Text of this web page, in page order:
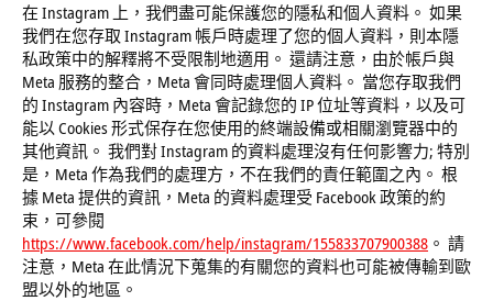
在 Instagram 上，我們盡可能保護您的隱私和個人資料。 如果
我們在您存取 Instagram 帳戶時處理了您的個人資料，則本隱
私政策中的解釋將不受限制地適用。 還請注意，由於帳戶與
Meta 服務的整合，Meta 會同時處理個人資料。 當您存取我們
的 Instagram 內容時，Meta 會記錄您的 IP 位址等資料，以及可
能以 Cookies 形式保存在您使用的終端設備或相關瀏覽器中的
其他資訊。 我們對 Instagram 的資料處理沒有任何影響力; 特別
是，Meta 作為我們的處理方，不在我們的責任範圍之內。 根
據 Meta 提供的資訊，Meta 的資料處理受 Facebook 政策的約
束，可參閱
https://www.facebook.com/help/instagram/155833707900388 。 請
注意，Meta 在此情況下蒐集的有關您的資料也可能被傳輸到歐
盟以外的地區。